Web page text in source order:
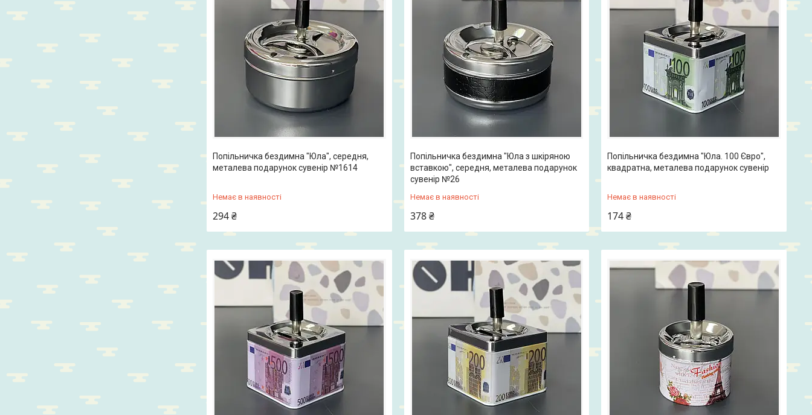
Попільничка бездимна "Юла", середня,
металева подарунок сувенір №1614
Немає в наявності
294 ₴
Попільничка бездимна "Юла з шкіряною
вставкою", середня, металева подарунок
сувенір №26
Немає в наявності
378 ₴
Попільничка бездимна "Юла. 100 Євро",
квадратна, металева подарунок сувенір
Немає в наявності
174 ₴